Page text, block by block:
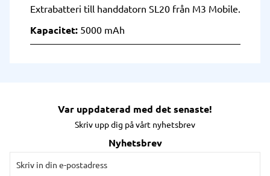
Extrabatteri till handdatorn SL20 från M3 Mobile.
Kapacitet:5000 mAh
Var uppdaterad med det senaste!
Skriv upp dig på vårt nyhetsbrev
Nyhetsbrev